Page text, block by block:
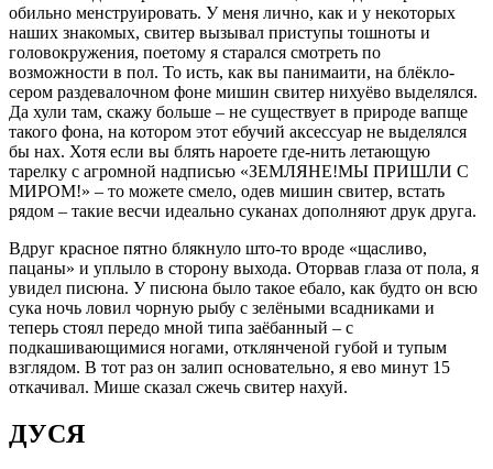
обильно менструировать. У меня лично, как и у некоторых
наших знакомых, свитер вызывал приступы тошноты и
головокружения, поетому я старался смотреть по
возможности в пол. То исть, как вы панимаити, на блёкло-
сером раздевалочном фоне мишин свитер нихуёво выделялся.
Да хули там, скажу больше – не существует в природе вапще
такого фона, на котором этот ебучий аксессуар не выделялся
бы нах. Хотя если вы блять нароете где-нить летающую
тарелку с агромной надписью «ЗЕМЛЯНЕ!МЫ ПРИШЛИ С
МИРОМ!» – то можете смело, одев мишин свитер, встать
рядом – такие весчи идеально суканах дополняют друк друга.
Вдруг красное пятно блякнуло што-то вроде «щасливо,
пацаны» и уплыло в сторону выхода. Оторвав глаза от пола, я
увидел писюна. У писюна было такое ебало, как будто он всю
сука ночь ловил чорную рыбу с зелёными всадниками и
теперь стоял передо мной типа заёбанный – с
подкашивающимися ногами, отклянченой губой и тупым
взглядом. В тот раз он залип основательно, я ево минут 15
откачивал. Мише сказал сжечь свитер нахуй.
ДУСЯ